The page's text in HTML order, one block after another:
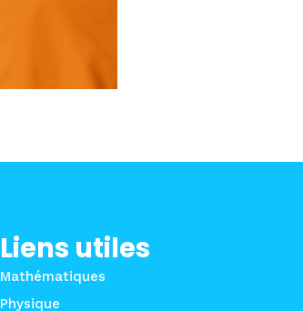
Liens utiles
Mathématiques
Physique